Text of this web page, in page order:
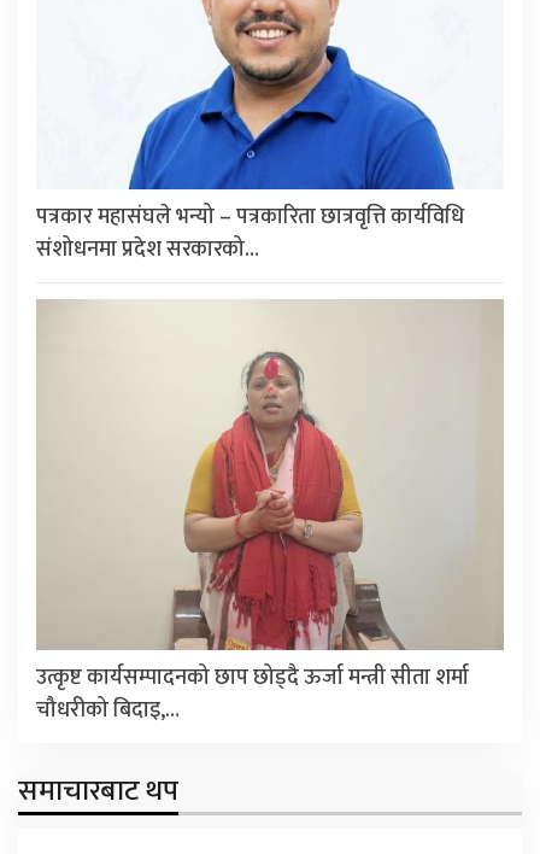
पत्रकार महासंघले भन्यो – पत्रकारिता छात्रवृत्ति कार्यविधि
संशोधनमा प्रदेश सरकारको…
उत्कृष्ट कार्यसम्पादनको छाप छोड्दै ऊर्जा मन्त्री सीता शर्मा
चौधरीको बिदाइ,…
समाचारबाट थप